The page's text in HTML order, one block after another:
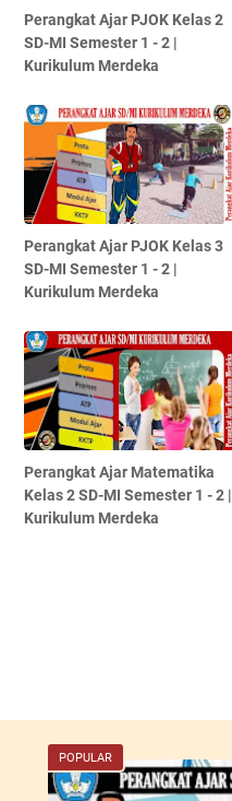
Perangkat Ajar PJOK Kelas 2
SD-MI Semester 1 - 2 |
Kurikulum Merdeka
Perangkat Ajar PJOK Kelas 3
SD-MI Semester 1 - 2 |
Kurikulum Merdeka
Perangkat Ajar Matematika
Kelas 2 SD-MI Semester 1 - 2 |
Kurikulum Merdeka
POPULAR